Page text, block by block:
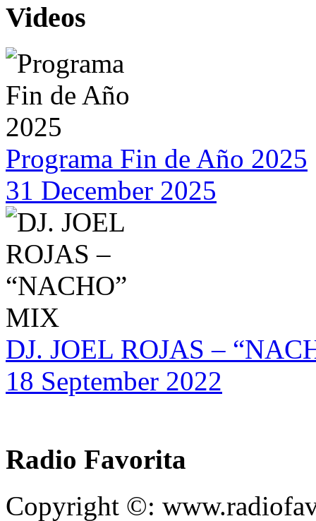
Videos
Programa Fin de Año 2025
31 December 2025
DJ. JOEL ROJAS –
18 September 2022
Radio Favorita
Copyright ©: